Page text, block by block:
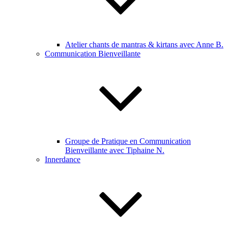
Atelier chants de mantras & kirtans avec Anne B.
Communication Bienveillante
Groupe de Pratique en Communication
Bienveillante avec Tiphaine N.
Innerdance